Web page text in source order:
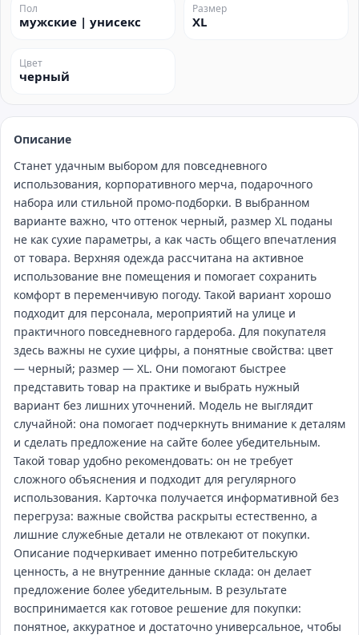
Пол
мужские | унисекс
Размер
XL
Цвет
черный
Описание
Станет удачным выбором для повседневного
использования, корпоративного мерча, подарочного
набора или стильной промо‑подборки. В выбранном
варианте важно, что оттенок черный, размер XL поданы
не как сухие параметры, а как часть общего впечатления
от товара. Верхняя одежда рассчитана на активное
использование вне помещения и помогает сохранить
комфорт в переменчивую погоду. Такой вариант хорошо
подходит для персонала, мероприятий на улице и
практичного повседневного гардероба. Для покупателя
здесь важны не сухие цифры, а понятные свойства: цвет
— черный; размер — XL. Они помогают быстрее
представить товар на практике и выбрать нужный
вариант без лишних уточнений. Модель не выглядит
случайной: она помогает подчеркнуть внимание к деталям
и сделать предложение на сайте более убедительным.
Такой товар удобно рекомендовать: он не требует
сложного объяснения и подходит для регулярного
использования. Карточка получается информативной без
перегруза: важные свойства раскрыты естественно, а
лишние служебные детали не отвлекают от покупки.
Описание подчеркивает именно потребительскую
ценность, а не внутренние данные склада: он делает
предложение более убедительным. В результате
воспринимается как готовое решение для покупки:
понятное, аккуратное и достаточно универсальное, чтобы